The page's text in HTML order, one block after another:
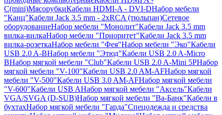
C(mini)МясорубкиКабели HDMI-A - DVI-DНабор мебели
"Канц"Кабели Jack 3.5 mm - 2xRCA (тюльпан)Сетевое
оборудованиеНабор мебели "Монолит"Кабели Jack 3.5 mm
вилка-вилкаНабор мебели "Приоритет"Кабели Jack 3.5 mm
вилка-розеткаНабор мебели "Фея"Набор мебели "Эко"Кабели
USB 2.0 A-BНабор мебели "Этюд"Кабели USB 2.0 A-Micro
BНабор мягкой мебели "Club"Кабели USB 2.0 A-Mini 5PНабор
мягкой мебели "V-100"Кабели USB 2.0 AM-AFНабор мягкой
мебели "V-500"Кабели USB 3.0 AM-AFНабор мягкой мебели
"V-600"Кабели USB AНабор мягкой мебели "Аксель"Кабели
VGA/SVGA (D-SUB)Набор мягкой мебели "Ва-Банк"Кабели в
бухтахНабор мягкой мебели "Гарда"Спецодежда и средства